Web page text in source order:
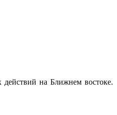
действий на Ближнем востоке.